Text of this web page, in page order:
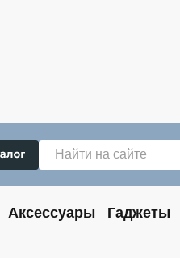
Аксессуары Гаджеты